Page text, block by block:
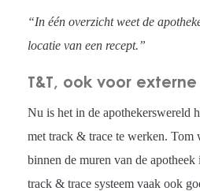
“In één overzicht weet de
locatie van een recept.”
T&T, ook voor
Nu is het in de apothekerswereld
met track & trace te werken. Tom
binnen de muren van de apotheek
track & trace systeem vaak ook